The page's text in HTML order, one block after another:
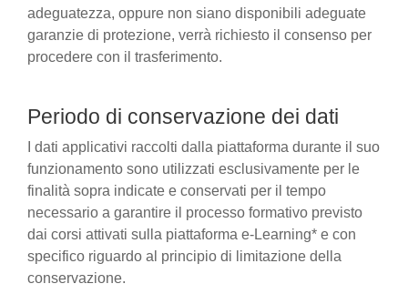
adeguatezza, oppure non siano disponibili adeguate
garanzie di protezione, verrà richiesto il consenso per
procedere con il trasferimento.
Periodo di conservazione dei dati
I dati applicativi raccolti dalla piattaforma durante il suo
funzionamento sono utilizzati esclusivamente per le
finalità sopra indicate e conservati per il tempo
necessario a garantire il processo formativo previsto
dai corsi attivati sulla piattaforma e-Learning* e con
specifico riguardo al principio di limitazione della
conservazione.